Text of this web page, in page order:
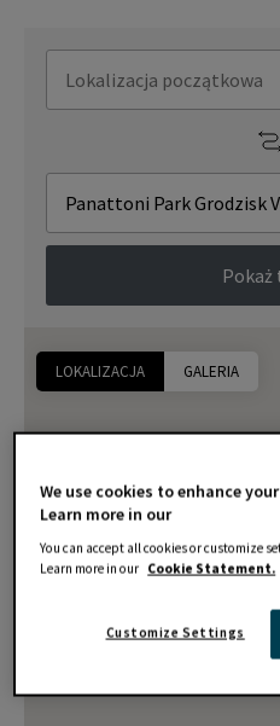
LOKALIZACJA GALERIA
Pokaż
We use cookies to enhance
Learn more in our
You can accept all cookies or customize
Learn more in our Cookie Statement.
Customize Settings